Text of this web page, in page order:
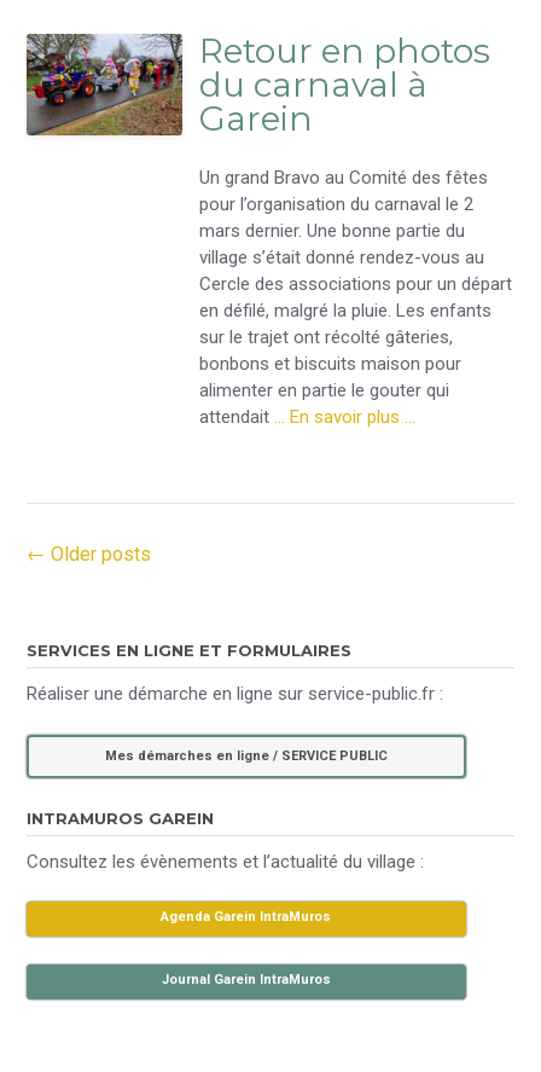
Retour en photos
du carnaval à
Garein
Un grand Bravo au Comité des fêtes
pour l’organisation du carnaval le 2
mars dernier. Une bonne partie du
village s’était donné rendez-vous au
Cercle des associations pour un départ
en défilé, malgré la pluie. Les enfants
sur le trajet ont récolté gâteries,
bonbons et biscuits maison pour
alimenter en partie le gouter qui
attendait… En savoir plus …
← Older posts
SERVICES EN LIGNE ET FORMULAIRES
Réaliser une démarche en ligne sur service-public.fr :
Mes démarches en ligne / SERVICE PUBLIC
INTRAMUROS GAREIN
Consultez les évènements et l’actualité du village :
Agenda Garein IntraMuros
Journal Garein IntraMuros